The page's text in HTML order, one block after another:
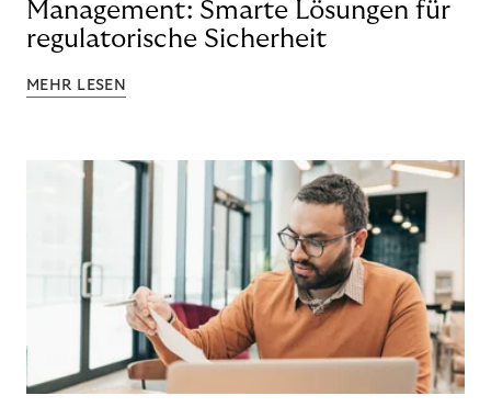
Management: Smarte Lösungen für
regulatorische Sicherheit
MEHR LESEN